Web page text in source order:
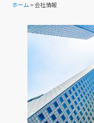
ホーム > 会社情報